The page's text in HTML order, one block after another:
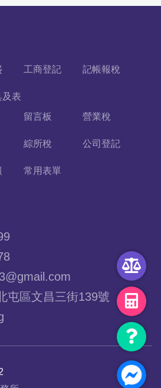
工商登記 記帳報稅
及表
留言板 營業稅
綜所稅 公司登記
常用表單
屯區文昌三街139號